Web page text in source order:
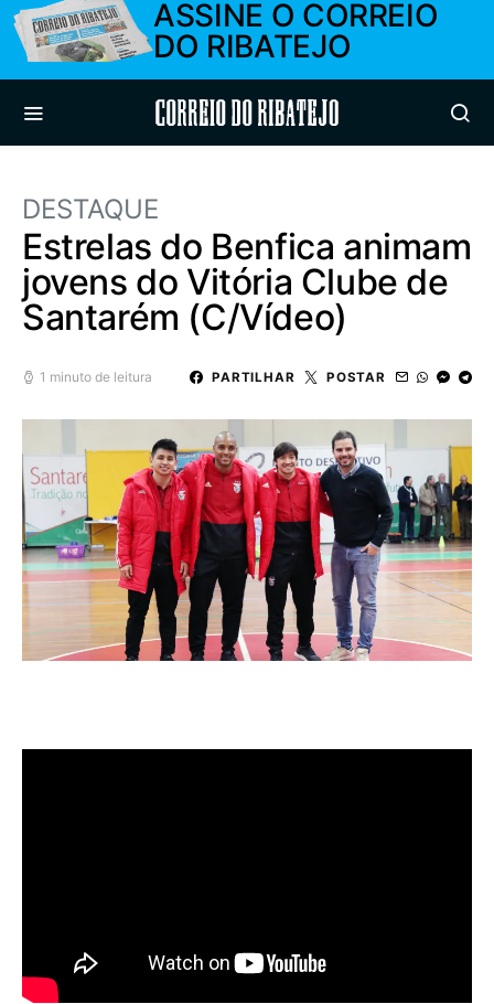
ASSINE O CORREIO
DO RIBATEJO
Correio do Ribatejo
DESTAQUE
Estrelas do Benfica animam
jovens do Vitória Clube de
Santarém (C/Vídeo)
1 minuto de leitura PARTILHAR POSTAR